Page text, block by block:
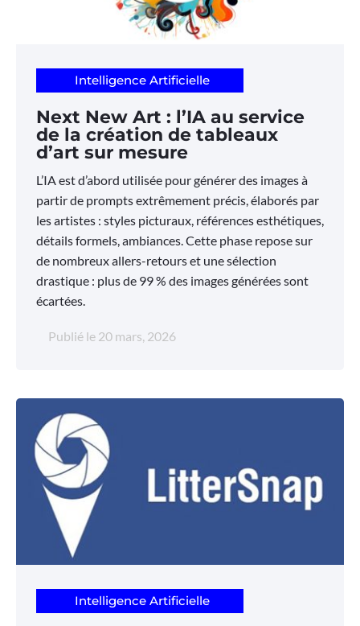
Intelligence Artificielle
Next New Art : l’IA au service
de la création de tableaux
d’art sur mesure
L’IA est d’abord utilisée pour générer des images à
partir de prompts extrêmement précis, élaborés par
les artistes : styles picturaux, références esthétiques,
détails formels, ambiances. Cette phase repose sur
de nombreux allers-retours et une sélection
drastique : plus de 99 % des images générées sont
écartées.
Publié le 20 mars, 2026
Intelligence Artificielle